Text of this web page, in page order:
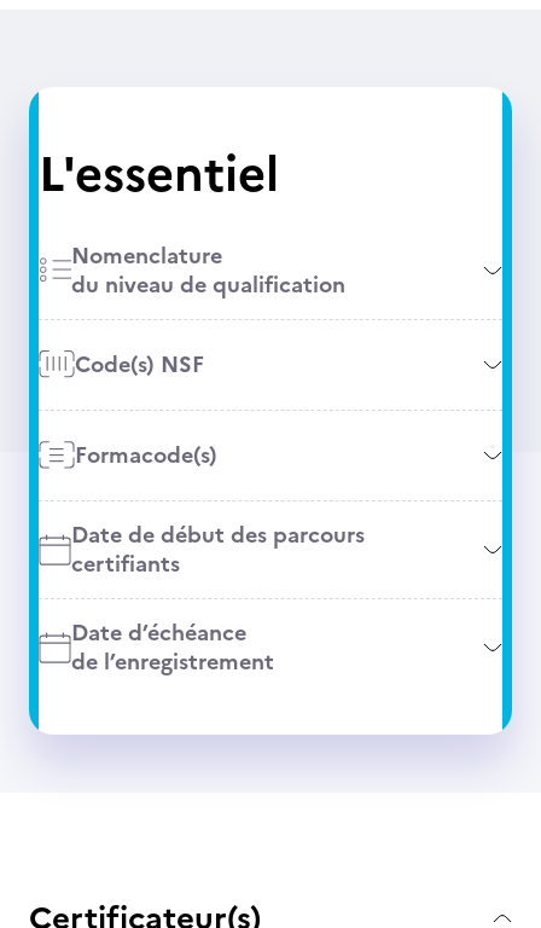
L'essentiel
Nomenclature
du niveau de qualification
Code(s) NSF
Formacode(s)
Date de début des parcours
certifiants
Date d’échéance
de l’enregistrement
Certificateur(s)